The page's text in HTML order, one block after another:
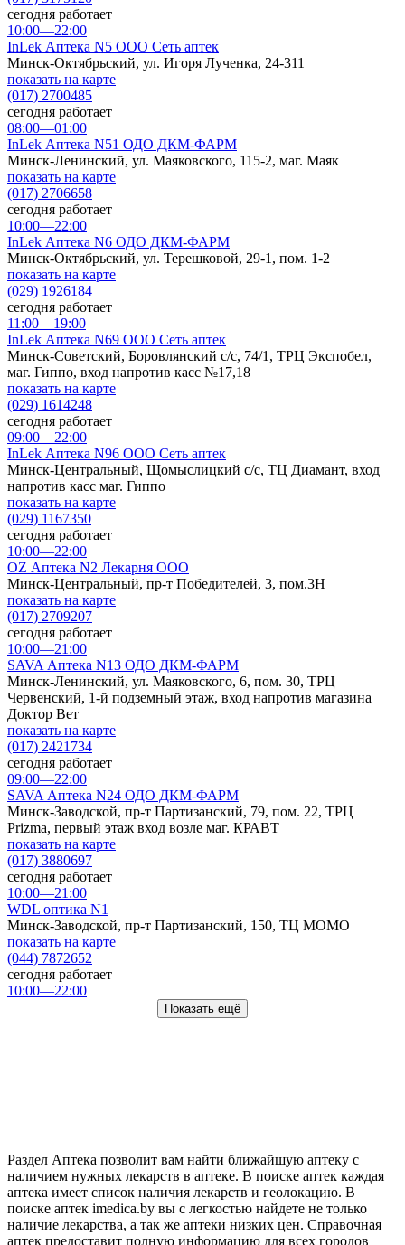
сегодня работает
10:00—22:00
InLek Аптека N5 ООО Сеть аптек
Минск-Октябрьский, ул. Игоря Лученка, 24-311
показать на карте
(017) 2700485
сегодня работает
08:00—01:00
InLek Аптека N51 ОДО ДКМ-ФАРМ
Минск-Ленинский, ул. Маяковского, 115-2, маг. Маяк
показать на карте
(017) 2706658
сегодня работает
10:00—22:00
InLek Аптека N6 ОДО ДКМ-ФАРМ
Минск-Октябрьский, ул. Терешковой, 29-1, пом. 1-2
показать на карте
(029) 1926184
сегодня работает
11:00—19:00
InLek Аптека N69 ООО Сеть аптек
Минск-Советский, Боровлянский с/с, 74/1, ТРЦ Экспобел,
маг. Гиппо, вход напротив касс №17,18
показать на карте
(029) 1614248
сегодня работает
09:00—22:00
InLek Аптека N96 ООО Сеть аптек
Минск-Центральный, Щомыслицкий с/с, ТЦ Диамант, вход
напротив касс маг. Гиппо
показать на карте
(029) 1167350
сегодня работает
10:00—22:00
OZ Аптека N2 Лекарня ООО
Минск-Центральный, пр-т Победителей, 3, пом.3Н
показать на карте
(017) 2709207
сегодня работает
10:00—21:00
SAVA Аптека N13 ОДО ДКМ-ФАРМ
Минск-Ленинский, ул. Маяковского, 6, пом. 30, ТРЦ
Червенский, 1-й подземный этаж, вход напротив магазина
Доктор Вет
показать на карте
(017) 2421734
сегодня работает
09:00—22:00
SAVA Аптека N24 ОДО ДКМ-ФАРМ
Минск-Заводской, пр-т Партизанский, 79, пом. 22, ТРЦ
Prizma, первый этаж вход возле маг. КРАВТ
показать на карте
(017) 3880697
сегодня работает
10:00—21:00
WDL оптика N1
Минск-Заводской, пр-т Партизанский, 150, ТЦ МОМО
показать на карте
(044) 7872652
сегодня работает
10:00—22:00
Показать ещё
Раздел Аптека позволит вам найти ближайшую аптеку с
наличием нужных лекарств в аптеке. В поиске аптек каждая
аптека имеет список наличия лекарств и геолокацию. В
поиске аптек imedica.by вы с легкостью найдете не только
наличие лекарства, а так же аптеки низких цен. Справочная
аптек предоставит полную информацию для всех городов